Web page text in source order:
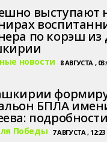
выступают
по корэш
новости 8 АВГУСТА ,
БПЛА
подробности
Победы 7 АВГУСТА , 12:23